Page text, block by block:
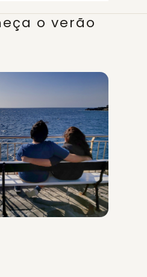
o verão